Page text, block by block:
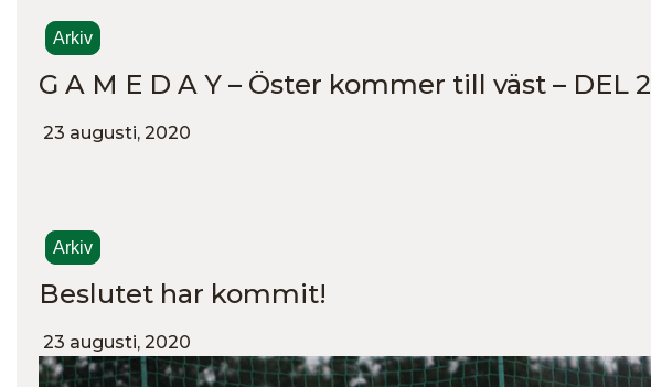
Arkiv
G A M E D A Y – Öster kommer till väst – DEL 2
23 augusti, 2020
Arkiv
Beslutet har kommit!
23 augusti, 2020